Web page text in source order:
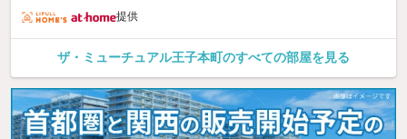
提供
ザ・ミューチュアル王子本町のすべての部屋を見る